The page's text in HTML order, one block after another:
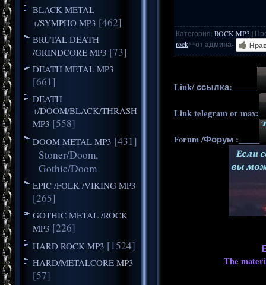
BLACK METAL
+/SYMPHO MP3 [462]
BRUTAL DEATH
/GRINDCORE MP3 [73]
DEATH METAL MP3
[661]
DEATH
+/DOOM/BLACK/THRASH
MP3 [558]
DOOM METAL MP3 [431]
Stoner/Doom,
Gothic/Doom
EPIC /FOLK /VIKING MP3
[265]
GOTHIC METAL /ROCK
MP3 [226]
HARD ROCK MP3 [1524]
HARD/METALCORE MP3
[57]
Категория: ROCK MP3 |
rock**от админа-
Link/ ссылка:______
Link telegram or max:
Forum /Форум :_____
The